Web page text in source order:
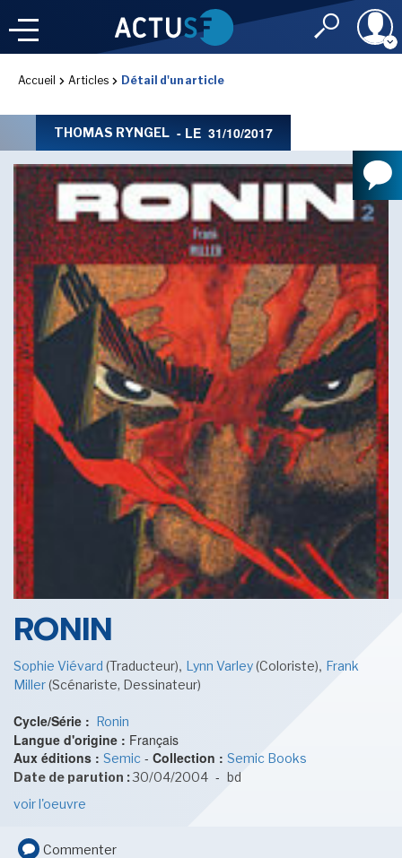
Mot de passe
Rester
CONNEXION
J'ai oublié mon
Toujours pas
NOSRUBRIQUES
LES UTOPIALES 2025
IMAGINALES 2026
SENSE OF WONDER
CINÉMA ET SÉRIES
Accueil Articles Détail d'un article
THOMAS RYNGEL - LE 31/10/2017
RONIN
Sophie Viévard (Traducteur), Lynn Varley(Coloriste), Frank
Miller(Scénariste, Dessinateur)
Cycle/Série : Ronin
Langue d'origine : Français
Aux éditions : Semic - Collection : Semic Books
Date de parution :30/04/2004 - bd
voir l'oeuvre
Commenter